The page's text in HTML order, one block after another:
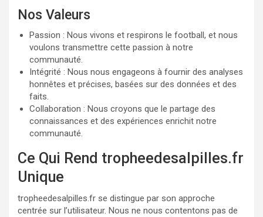
Nos Valeurs
Passion : Nous vivons et respirons le football, et nous
voulons transmettre cette passion à notre
communauté.
Intégrité : Nous nous engageons à fournir des analyses
honnêtes et précises, basées sur des données et des
faits.
Collaboration : Nous croyons que le partage des
connaissances et des expériences enrichit notre
communauté.
Ce Qui Rend tropheedesalpilles.fr
Unique
tropheedesalpilles.fr se distingue par son approche
centrée sur l’utilisateur. Nous ne nous contentons pas de